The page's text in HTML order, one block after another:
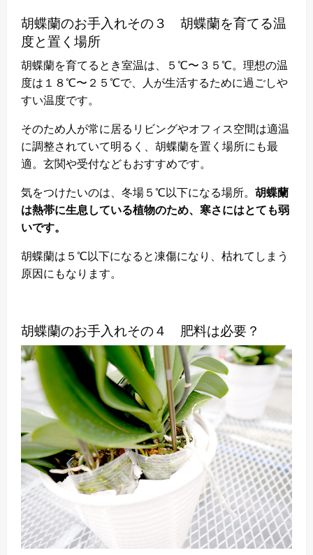
胡蝶蘭のお手入れその３ 胡蝶蘭を育てる温
度と置く場所
胡蝶蘭を育てるとき室温は、５℃〜３５℃。理想の温
度は１８℃〜２５℃で、人が生活するために過ごしや
すい温度です。
そのため人が常に居るリビングやオフィス空間は適温
に調整されていて明るく、胡蝶蘭を置く場所にも最
適。玄関や受付などもおすすめです。
気をつけたいのは、冬場５℃以下になる場所。 胡蝶蘭
は熱帯に生息している植物のため、寒さにはとても弱
いです。
胡蝶蘭は５℃以下になると凍傷になり、枯れてしまう
原因にもなります。
胡蝶蘭のお手入れその４ 肥料は必要？